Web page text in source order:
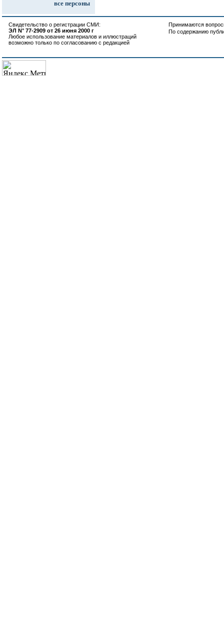
все персоны
Свидетельство о регистрации СМИ:
ЭЛ N° 77-2909 от 26 июня 2000 г
Любое использование материалов и иллюстраций
возможно только по согласованию с редакцией
Принимаются
По содержанию